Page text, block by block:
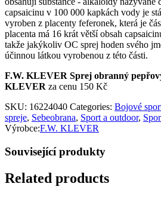
capsaicinu v 100 000 kapkách vody je
vyroben z placenty feferonek, která je
placenta má 16 krát větší obsah
takže jakýkoliv OC sprej hoden svého
účinnou látkou vyrobenou z této části.
F.W. KLEVER Sprej obranný
KLEVER za cenu 150 Kč
SKU: 16224040 Categories: Bojové
spreje, Sebeobrana, Sport a outdoor,
Výrobce:F.W. KLEVER
Související produkty
Related products